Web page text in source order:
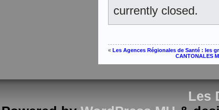
currently closed.
« Les Agences Régionales de Santé : les
CANTONALES
Les